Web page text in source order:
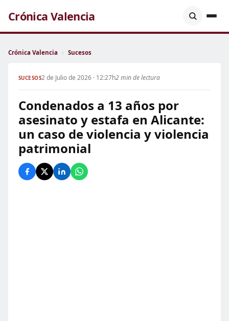
Crónica Valencia
Crónica Valencia › Sucesos
SUCESOS2 de Julio de 2026 · 12:27h2 min de lectura
Condenados a 13 años por
asesinato y estafa en Alicante:
un caso de violencia y violencia
patrimonial